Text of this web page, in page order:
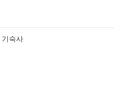
숙사